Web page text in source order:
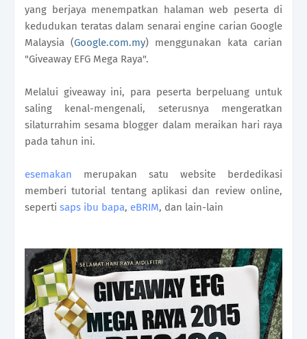
yang berjaya menempatkan halaman web peserta di
kedudukan teratas dalam senarai engine carian Google
Malaysia (Google.com.my) menggunakan kata carian
"Giveaway EFG Mega Raya".
Melalui giveaway ini, para peserta berpeluang untuk
saling kenal-mengenali, seterusnya mengeratkan
silaturrahim sesama blogger dalam meraikan hari raya
pada tahun ini.
esemakan merupakan satu website berdedikasi
memberi tutorial tentang aplikasi dan review online,
seperti saps ibu bapa, eBRIM, dan lain-lain